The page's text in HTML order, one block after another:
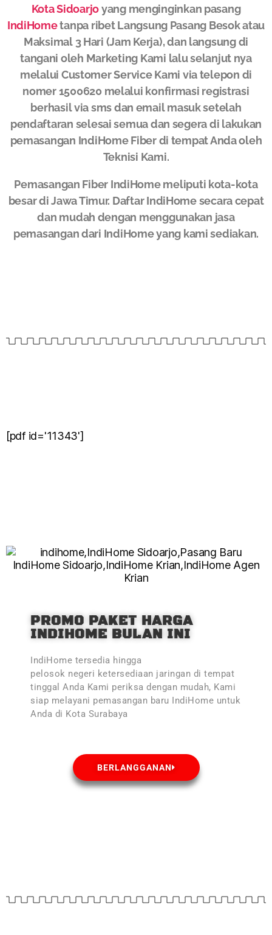
Kota Sidoarjoyang menginginkan pasang
IndiHometanpa ribet Langsung Pasang Besok atau
Maksimal 3 Hari (Jam Kerja), dan langsung di
tangani oleh Marketing Kami lalu selanjut nya
melalui Customer Service Kami via telepon di
nomer 1500620 melalui konfirmasi registrasi
berhasil via sms dan email masuk setelah
pendaftaran selesai semua dan segera di lakukan
pemasangan IndiHome Fiber di tempat Anda oleh
Teknisi Kami.
Pemasangan Fiber IndiHome meliputi kota-kota
besar di Jawa Timur. Daftar IndiHome secara cepat
dan mudah dengan menggunakan jasa
pemasangan dari IndiHome yang kami sediakan.
[pdf id='11343']
PROMO PAKET HARGA
INDIHOME BULAN INI
IndiHome tersedia hingga
pelosok negeri ketersediaan jaringan di tempat
tinggal Anda Kami periksa dengan mudah, Kami
siap melayani pemasangan baru IndiHome untuk
Anda di Kota Surabaya
BERLANGGANAN